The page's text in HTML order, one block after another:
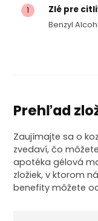
1 Zlé pre
Benzyl
Prehľad
Zaujímajte sa o
zvedaví, čo
apotéka gélová
zložiek, v ktorom
benefity môžete